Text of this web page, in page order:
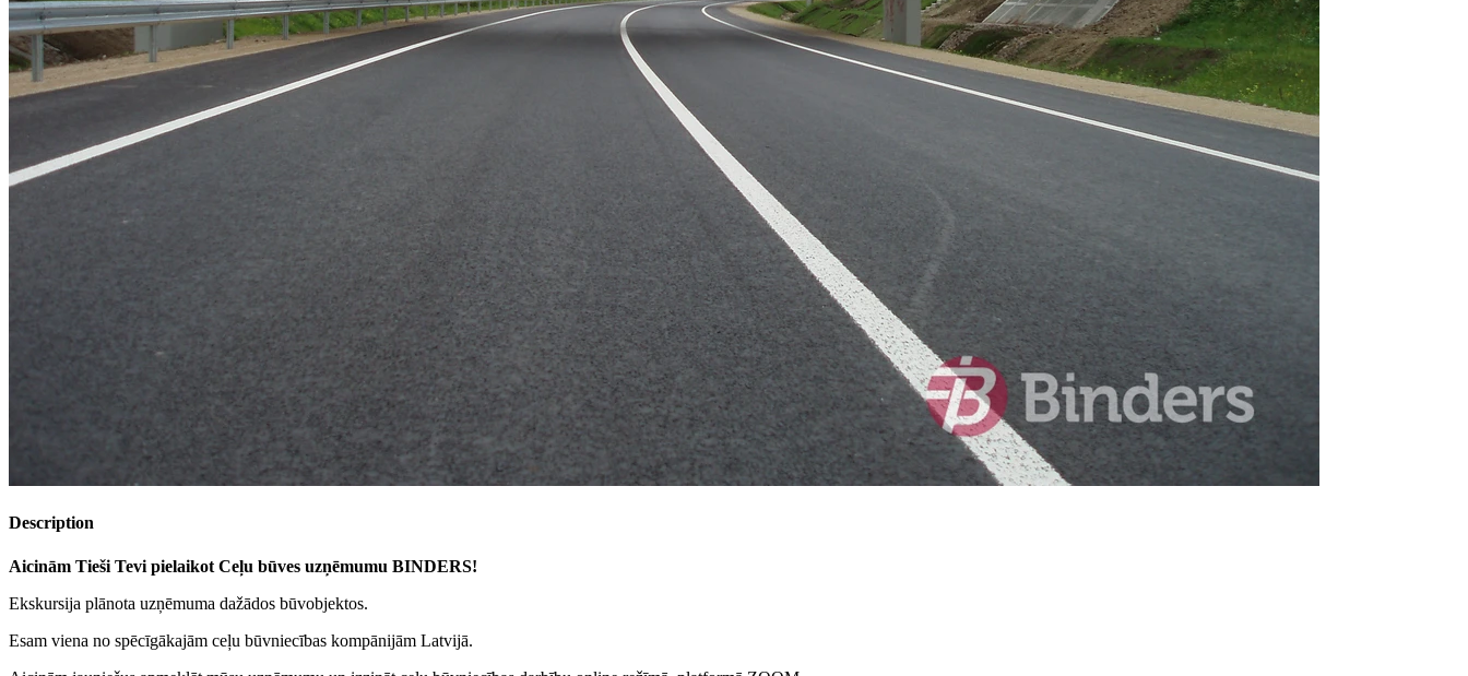
Description
Aicinām Tieši Tevi pielaikot Ceļu būves uzņēmumu BINDERS!
Ekskursija plānota uzņēmuma dažādos būvobjektos.
Esam viena no spēcīgākajām ceļu būvniecības kompānijām Latvijā.